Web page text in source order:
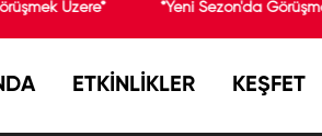
Üzere* *Yeni Sezon'da
ETKİNLİKLER KEŞFET